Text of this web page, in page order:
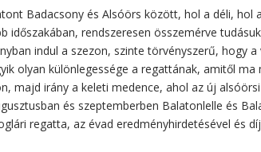
Badacsony és Alsóörs között, hol a déli, hol
időszakában, rendszeresen összemérve
indul a szezon, szinte törvényszerű, hogy a
olyan különlegessége a regattának, amitől ma
majd irány a keleti medence, ahol az új
és szeptemberben Balatonlelle és
regatta, az évad eredményhirdetésével és